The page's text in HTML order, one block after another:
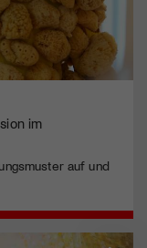
im
auf und